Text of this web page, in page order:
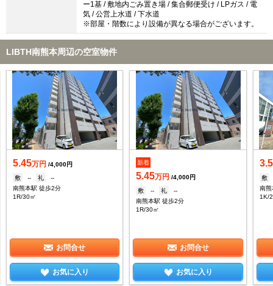
ー1基 / 敷地内ごみ置き場 / 集合郵便受け / LPガス / 電
気 / 公営上水道 / 下水道
※部屋・階数により設備が異なる場合がございます。
LIBTH南熊本周辺の空室物件
5.45万円 /4,000円
敷
-- 礼
--
南熊本駅 徒歩2分
1R/30㎡
お問合せ
お気に入り
新着
5.45万円 /4,000円
敷
-- 礼
--
南熊本駅 徒歩2分
1R/30㎡
お問合せ
お気に入り
3.5
敷
南熊
1K/